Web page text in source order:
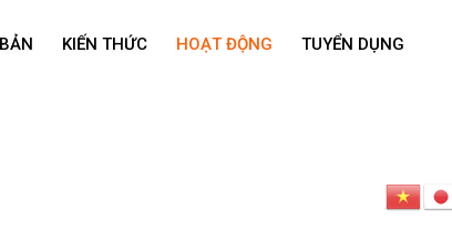
KIẾN THỨC HOẠT ĐỘNG TUYỂN DỤNG